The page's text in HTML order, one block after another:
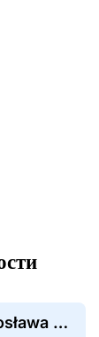
Poczta Polska - Łódź Gen. Jarosława Dąbrowskiego